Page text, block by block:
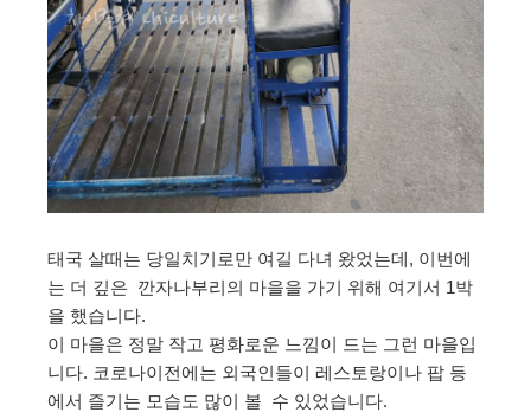
태국 살때는 당일치기로만 여길 다녀 왔었는데, 이번에
는 더 깊은 깐자나부리의 마을을 가기 위해 여기서 1박
을 했습니다.
이 마을은 정말 작고 평화로운 느낌이 드는 그런 마을입
니다. 코로나이전에는 외국인들이 레스토랑이나 팝 등
에서 즐기는 모습도 많이 볼 수 있었습니다.